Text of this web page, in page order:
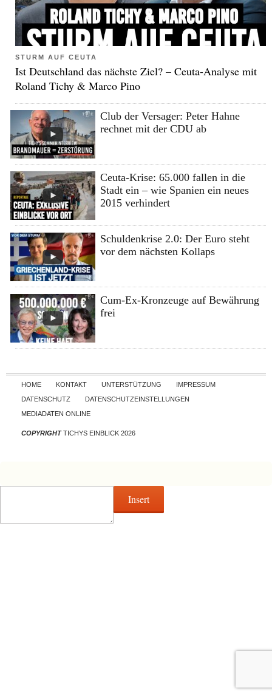
STURM AUF CEUTA
Ist Deutschland das nächste Ziel? – Ceuta-Analyse mit
Roland Tichy & Marco Pino
Club der Versager: Peter Hahne
rechnet mit der CDU ab
Ceuta-Krise: 65.000 fallen in die
Stadt ein – wie Spanien ein neues
2015 verhindert
Schuldenkrise 2.0: Der Euro steht
vor dem nächsten Kollaps
Cum-Ex-Kronzeuge auf Bewährung
frei
Skip to content
HOME KONTAKT UNTERSTÜTZUNG
IMPRESSUM
DATENSCHUTZ
DATENSCHUTZEINSTELLUNGEN
MEDIADATEN ONLINE
COPYRIGHTTICHYS EINBLICK 2026
Insert